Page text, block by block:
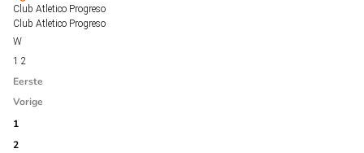
Club Atletico Progreso
Club Atletico Progreso
1 2
Eerste
Vorige
1
2